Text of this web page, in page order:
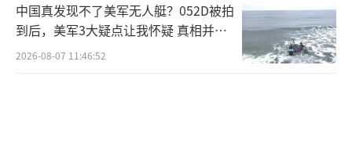
中国真发现不了美军无人艇？052D被拍
到后，美军3大疑点让我怀疑 真相并非
如此
2026-08-07 11:46:52